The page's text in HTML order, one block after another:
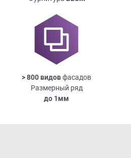
> 800 видовфасадов
Размерный ряд
до 1мм